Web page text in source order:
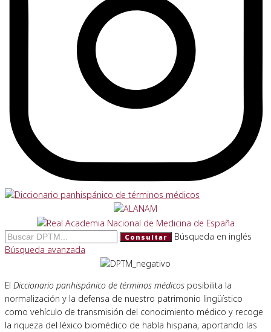
Consultar
Búsqueda en inglés
Búsqueda avanzada
El Diccionario panhispánico de términos médicos posibilita la
normalización y la defensa de nuestro patrimonio lingüístico
como vehículo de transmisión del conocimiento médico y recoge
la riqueza del léxico biomédico de habla hispana, aportando las